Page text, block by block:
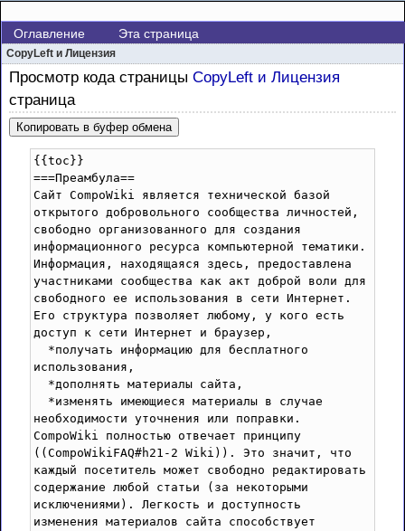
Оглавление Эта страница
CopyLeft и Лицензия
Просмотр кода страницы CopyLeft и Лицензия
страница
Копировать в буфер обмена
{{toc}}
===Преамбула==
Сайт CompoWiki является технической базой
открытого добровольного сообщества личностей,
свободно организованного для создания
информационного ресурса компьютерной тематики.
Информация, находящаяся здесь, предоставлена
участниками сообщества как акт доброй воли для
свободного ее использования в сети Интернет.
Его структура позволяет любому, у кого есть
доступ к сети Интернет и браузер,
*получать информацию для бесплатного
использования,
*дополнять материалы сайта,
*изменять имеющиеся материалы в случае
необходимости уточнения или поправки.
CompoWiki полностью отвечает принципу
((CompoWikiFAQ#h21-2 Wiki)). Это значит, что
каждый посетитель может свободно редактировать
содержание любой статьи (за некоторыми
исключениями). Легкость и доступность
изменения материалов сайта способствует